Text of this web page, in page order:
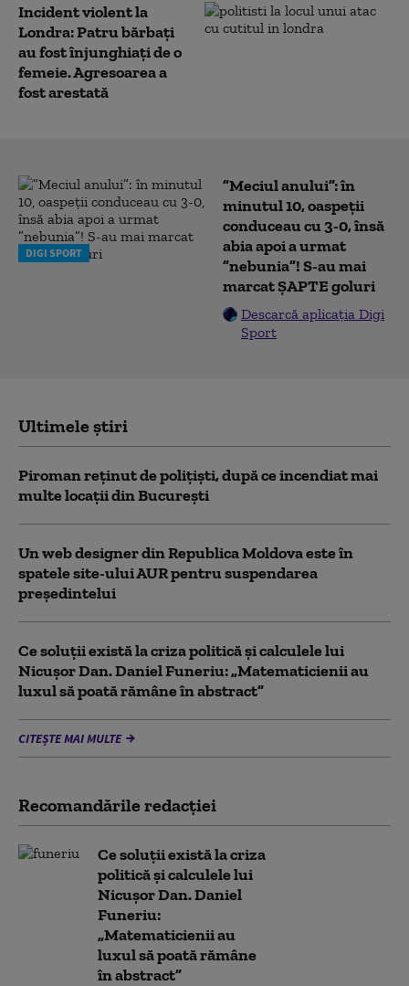
Incident violent la
Londra: Patru bărbaţi
au fost înjunghiaţi de o
femeie. Agresoarea a
fost arestată
DIGI SPORT
”Meciul anului”: în
minutul 10, oaspeții
conduceau cu 3-0, însă
abia apoi a urmat
”nebunia”! S-au mai
marcat ȘAPTE goluri
Descarcă aplicația Digi
Sport
Ultimele știri
Piroman reţinut de poliţişti, după ce incendiat mai
multe locaţii din București
Un web designer din Republica Moldova este în
spatele site-ului AUR pentru suspendarea
președintelui
Ce soluții există la criza politică și calculele lui
Nicușor Dan. Daniel Funeriu: „Matematicienii au
luxul să poată rămâne în abstract”
CITEȘTE MAI MULTE
Recomandările redacţiei
Ce soluții există la criza
politică și calculele lui
Nicușor Dan. Daniel
Funeriu:
„Matematicienii au
luxul să poată rămâne
în abstract”